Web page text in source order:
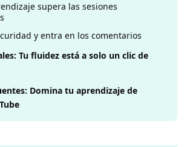
supera las sesiones
y entra en los comentarios
Tu fluidez está a solo un clic de
Domina tu aprendizaje de